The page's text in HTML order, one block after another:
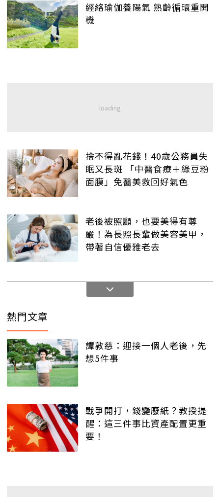
經絡瑜伽養陽氣 熟齡循環重開
機
捨不得亂花錢！40歲公務員失
眠又長斑 「中醫食療＋綠豆粉
面膜」免醫美救回好氣色
老後被照顧，也要美得有尊
嚴！為長照長輩做美容美甲，
帶著自信優雅老去
熱門文章
譚敦慈：迎接一個人老後，先
想5件事
戰爭開打，錢變廢紙？教授提
醒：這三件事比資產配置更重
要！